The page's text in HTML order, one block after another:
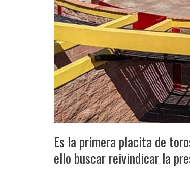
Es la primera placita de
ello buscar reivindicar la